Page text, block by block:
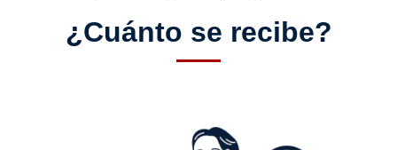
¿Cuánto se recibe?